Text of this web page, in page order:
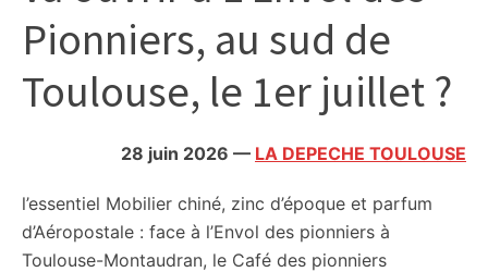
citoyennes
Pionniers, au sud de
Toulouse, le 1er juillet ?
28 juin 2026 — LA DEPECHE TOULOUSE
l’essentiel Mobilier chiné, zinc d’époque et parfum
d’Aéropostale : face à l’Envol des pionniers à
Toulouse-Montaudran, le Café des pionniers